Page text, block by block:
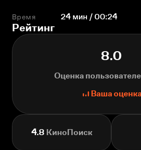
Время 24 мин / 00:24
Рейтинг
8.0
Оценка
Ваша
4.8 КиноПоиск